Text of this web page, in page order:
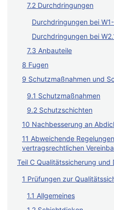
7.2 Durchdringungen
Durchdringungen bei
Durchdringungen bei
7.3 Anbauteile
8 Fugen
9 Schutzmaßnahmen und
9.1 Schutzmaßnahmen
9.2 Schutzschichten
10 Nachbesserung an
11 Abweichende
vertragsrechtlichen
Teil C Qualitätssicherung und
1 Prüfungen zur
1.1 Allgemeines